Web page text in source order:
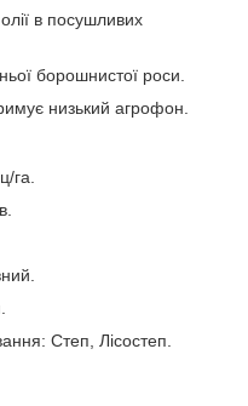
олії в посушливих
борошнистої роси.
низький агрофон.
га.
Степ, Лiсостеп.